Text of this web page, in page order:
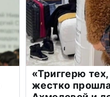
«Триггерю
жестко